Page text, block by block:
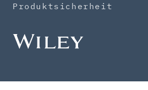
Produktsicherheit